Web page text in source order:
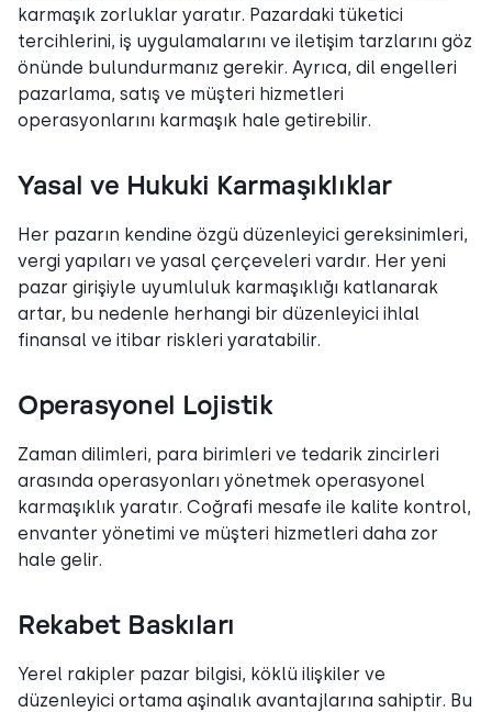
karmaşık zorluklar yaratır. Pazardaki tüketici
tercihlerini, iş uygulamalarını ve iletişim tarzlarını göz
önünde bulundurmanız gerekir. Ayrıca, dil engelleri
pazarlama, satış ve müşteri hizmetleri
operasyonlarını karmaşık hale getirebilir.
Yasal ve Hukuki Karmaşıklıklar
Her pazarın kendine özgü düzenleyici gereksinimleri,
vergi yapıları ve yasal çerçeveleri vardır. Her yeni
pazar girişiyle uyumluluk karmaşıklığı katlanarak
artar, bu nedenle herhangi bir düzenleyici ihlal
finansal ve itibar riskleri yaratabilir.
Operasyonel Lojistik
Zaman dilimleri, para birimleri ve tedarik zincirleri
arasında operasyonları yönetmek operasyonel
karmaşıklık yaratır. Coğrafi mesafe ile kalite kontrol,
envanter yönetimi ve müşteri hizmetleri daha zor
hale gelir.
Rekabet Baskıları
Yerel rakipler pazar bilgisi, köklü ilişkiler ve
düzenleyici ortama aşinalık avantajlarına sahiptir. Bu